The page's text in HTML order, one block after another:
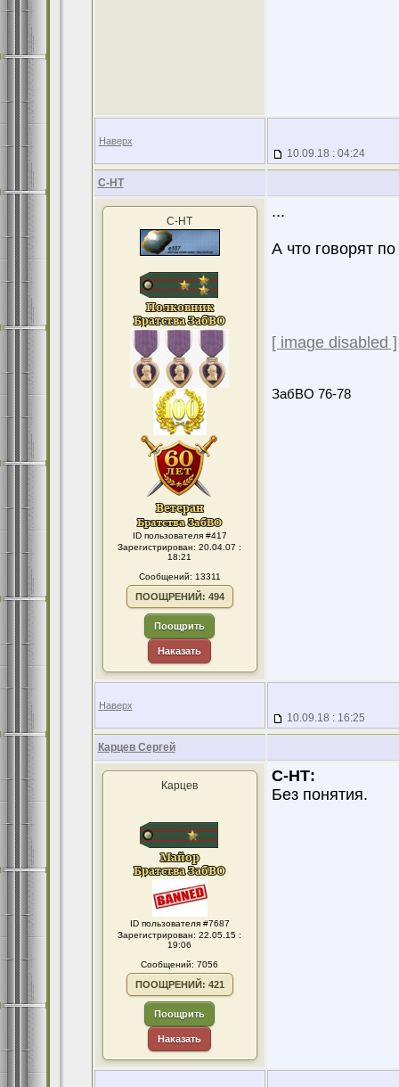
Наверх
10.09.18 : 04:24
С-НТ
С-НТ
ID пользователя #417
Зарегистрирован: 20.04.07 :
18:21
Сообщений: 13311
ПООЩРЕНИЙ: 494
Поощрить
Наказать
...
А что говорят
[ image disabled ]
ЗабВО 76-78
Наверх
10.09.18 : 16:25
Карцев Сергей
Карцев
ID пользователя #7687
Зарегистрирован: 22.05.15 :
19:06
Сообщений: 7056
ПООЩРЕНИЙ: 421
Поощрить
Наказать
С-НТ:
Без понятия.